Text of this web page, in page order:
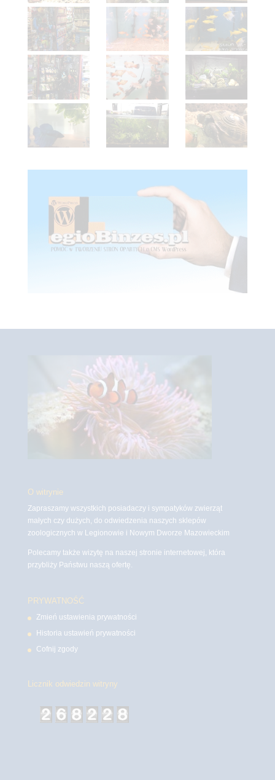
O witrynie
Zapraszamy wszystkich posiadaczy i sympatyków zwierząt
małych czy dużych, do odwiedzenia naszych sklepów
zoologicznych w Legionowie i Nowym Dworze Mazowieckim
Polecamy także wizytę na naszej stronie internetowej, która
przybliży Państwu naszą ofertę.
PRYWATNOŚĆ
Zmień ustawienia prywatności
Historia ustawień prywatności
Cofnij zgody
Licznik odwiedzin witryny